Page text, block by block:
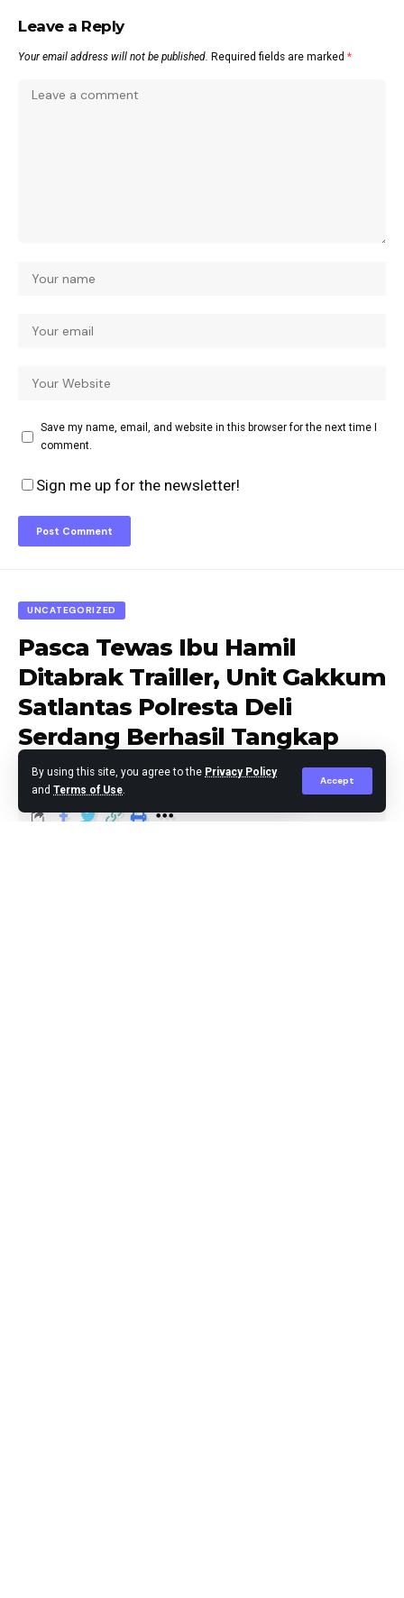
By using this site, you agree to the Privacy Policy
and Terms of Use.
Accept
Leave a Reply
Your email address will not be published. Required fields are marked *
Save my name, email, and website in this browser for the next time I
comment.
Sign me up for the newsletter!
UNCATEGORIZED
Pasca Tewas Ibu Hamil
Ditabrak Trailler, Unit Gakkum
Satlantas Polresta Deli
Serdang Berhasil Tangkap
Sopir